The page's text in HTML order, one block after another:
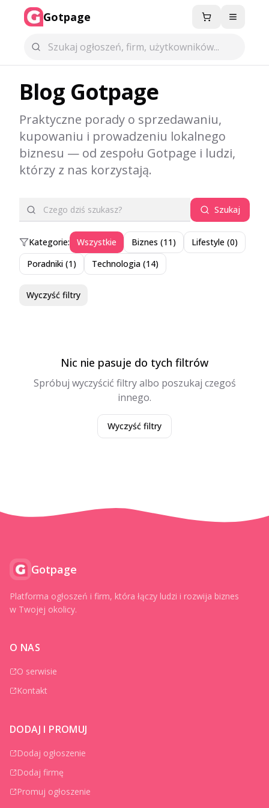
Gotpage Menu
Blog Gotpage
Praktyczne porady o sprzedawaniu,
kupowaniu i prowadzeniu lokalnego
biznesu — od zespołu Gotpage i ludzi,
którzy z nas korzystają.
Szukaj
Kategorie: Wszystkie Biznes (11) Lifestyle (0)
Poradniki (1) Technologia (14)
Wyczyść filtry
Nic nie pasuje do tych filtrów
Spróbuj wyczyścić filtry albo poszukaj czegoś
innego.
Wyczyść filtry
Gotpage
Platforma ogłoszeń i firm, która łączy ludzi i rozwija biznes
w Twojej okolicy.
O NAS
O serwisie
Kontakt
DODAJ I PROMUJ
Dodaj ogłoszenie
Dodaj firmę
Promuj ogłoszenie